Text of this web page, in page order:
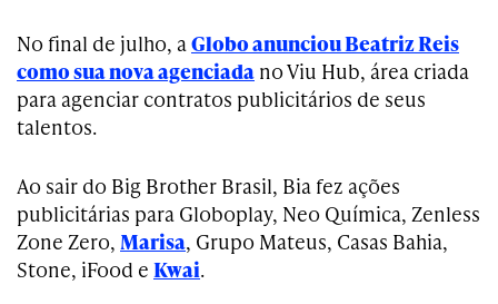
No final de julho, aGlobo anunciou Beatriz Reis
como sua nova agenciada no Viu Hub, área criada
para agenciar contratos publicitários de seus
talentos.
Ao sair do Big Brother Brasil, Bia fez ações
publicitárias para Globoplay, Neo Química, Zenless
Zone Zero, Marisa, Grupo Mateus, Casas Bahia,
Stone, iFood e Kwai.